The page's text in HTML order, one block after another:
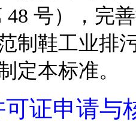
48 号），完
制鞋工业排
定本标准。
证申请与